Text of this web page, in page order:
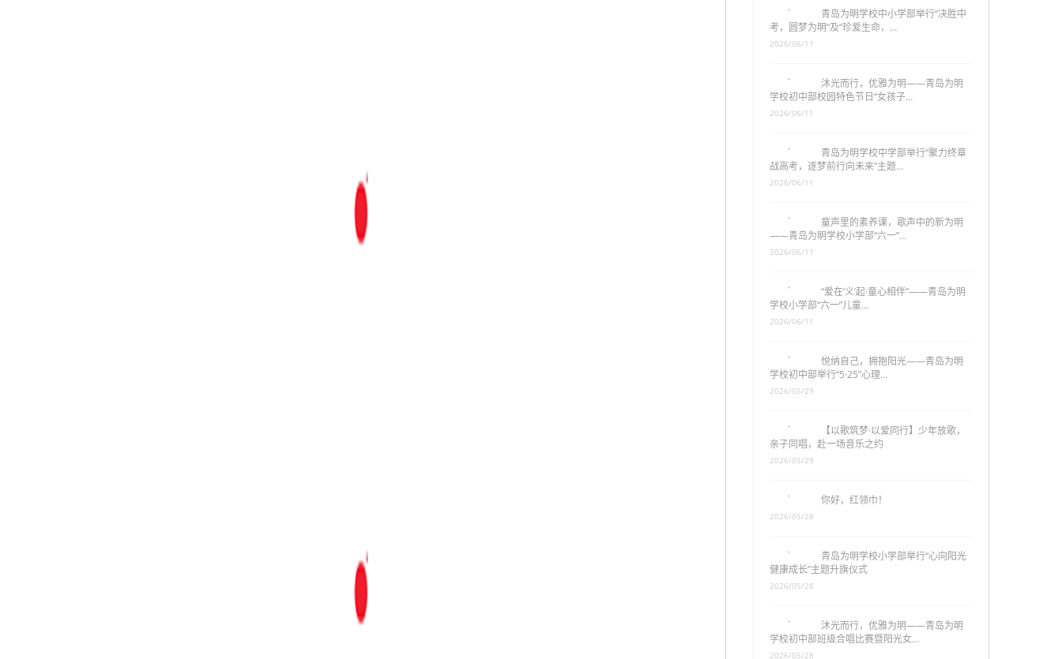
青岛为明学校中小学部举行“决胜中
考，圆梦为明”及“珍爱生命，…
2026/06/11
沐光而行，优雅为明——青岛为明
学校初中部校园特色节日“女孩子…
2026/06/11
青岛为明学校中学部举行“聚力终章
战高考，逐梦前行向未来”主题…
2026/06/11
童声里的素养课，歌声中的新为明
——青岛为明学校小学部“六一”…
2026/06/11
“爱在‘义’起·童心相伴”——青岛为明
学校小学部“六一”儿童…
2026/06/11
悦纳自己，拥抱阳光——青岛为明
学校初中部举行“5·25”心理…
2026/05/29
【以歌筑梦·以爱同行】少年放歌，
亲子同唱，赴一场音乐之约
2026/05/29
你好，红领巾！
2026/05/28
青岛为明学校小学部举行“心向阳光
健康成长”主题升旗仪式
2026/05/28
沐光而行，优雅为明——青岛为明
学校初中部班级合唱比赛暨阳光女…
2026/05/28